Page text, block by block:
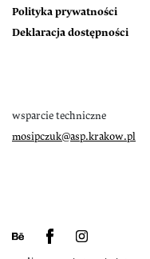
Polityka prywatności
Deklaracja dostępności
wsparcie techniczne
mosipczuk@asp.krakow.pl